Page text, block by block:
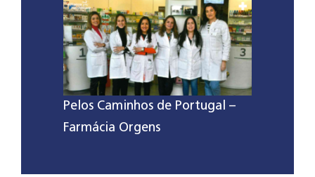
Pelos Caminhos de Portugal –
Farmácia Orgens